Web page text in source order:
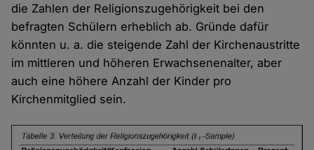
die Zahlen der Religionszugehörigkeit bei den
befragten Schülern erheblich ab. Gründe dafür
könnten u. a. die steigende Zahl der Kirchenaustritte
im mittleren und höheren Erwachsenenalter, aber
auch eine höhere Anzahl der Kinder pro
Kirchenmitglied sein.